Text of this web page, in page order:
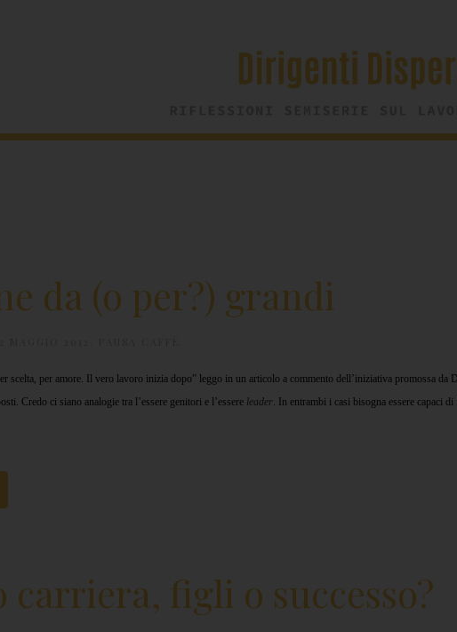
da (o per?) grandi
scelta, per amore. Il vero lavoro inizia dopo” leggo in un articolo a commento dell’iniziativa promossa da
Credo ci siano analogie tra l’essere genitori e l’essere leader. In entrambi i casi bisogna essere capaci
carriera, figli o successo?